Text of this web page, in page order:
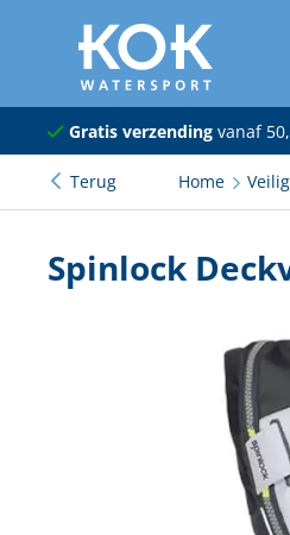
naar hoofdinhoudNavigatie
Dekuitrusting
Kleding en
Kajuit en kombuis
Gratis verzendingvanaf
Terug Home
Spinlock